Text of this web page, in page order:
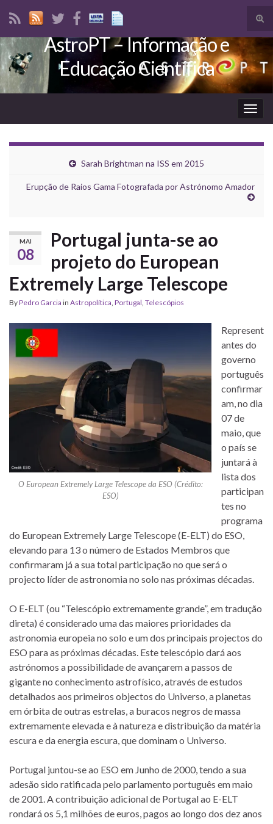
Search for:
AstroPT – Informação e
Educação Científica
Sarah Brightman na ISS em 2015
Erupção de Raios Gama Fotografada por Astrónomo Amador
MAI
08
Portugal junta-se ao
projeto do European
Extremely Large Telescope
ByPedro Garcia in Astropolítica, Portugal, Telescópios
O European Extremely Large Telescope da ESO (Crédito:
ESO)
Represent
antes do
governo
português
confirmar
am, no dia
07 de
maio, que
o país se
juntará à
lista dos
participan
tes no
programa
do European Extremely Large Telescope (E-ELT) do ESO,
elevando para 13 o número de Estados Membros que
confirmaram já a sua total participação no que será o
projecto líder de astronomia no solo nas próximas décadas.
O E-ELT (ou “Telescópio extremamente grande”, em tradução
direta) é considerado uma das maiores prioridades da
astronomia europeia no solo e um dos principais projectos do
ESO para as próximas décadas. Este telescópio dará aos
astrónomos a possibilidade de avançarem a passos de
gigante no conhecimento astrofísico, através de estudos
detalhados aos primeiros objectos do Universo, a planetas
em órbita de outras estrelas, a buracos negros de massa
extremamente elevada e à natureza e distribuição da matéria
escura e da energia escura, que dominam o Universo.
Portugal juntou-se ao ESO em Junho de 2000, tendo a sua
adesão sido ratificada pelo parlamento português em maio
de 2001. A contribuição adicional de Portugal ao E-ELT
rondará os 5,1 milhões de euros, pagos ao longo dos dez anos